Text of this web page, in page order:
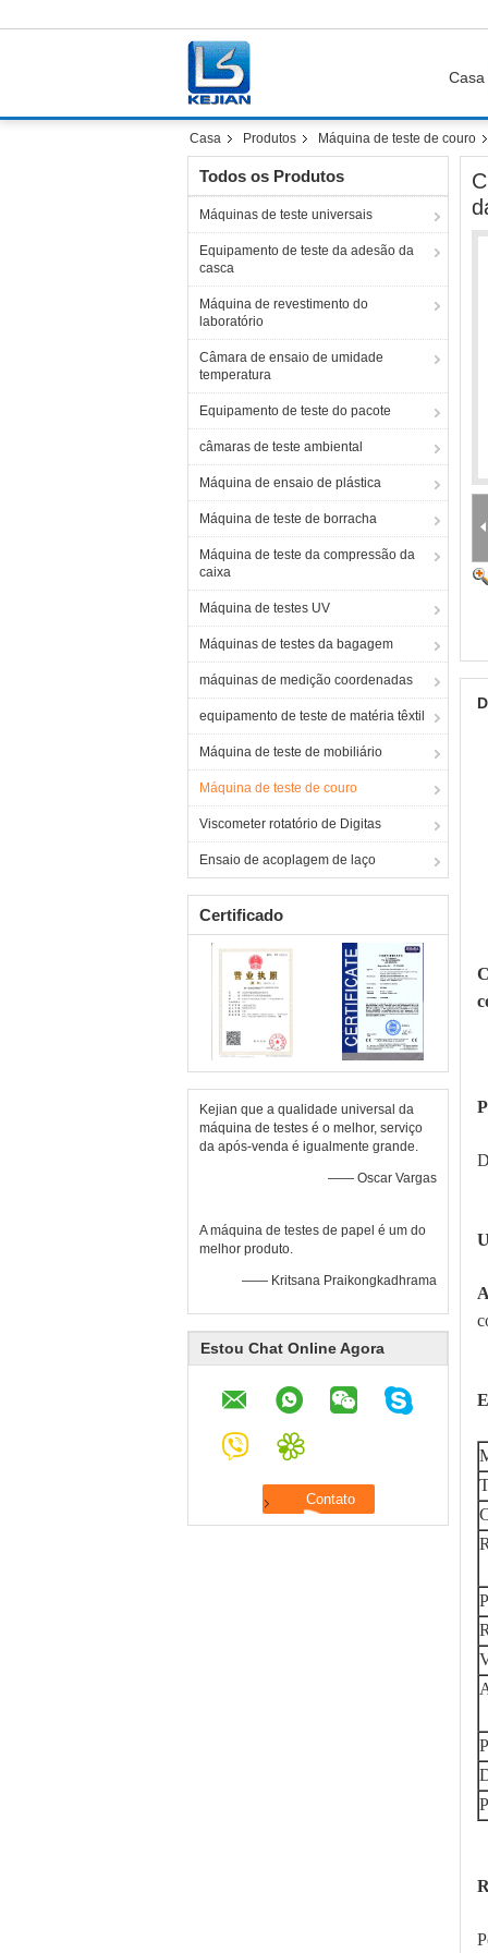
Casa
Casa Produtos Máquina de teste de couro
Todos os Produtos
Máquinas de teste universais
Equipamento de teste da adesão da
casca
Máquina de revestimento do
laboratório
Câmara de ensaio de umidade
temperatura
Equipamento de teste do pacote
câmaras de teste ambiental
Máquina de ensaio de plástica
Máquina de teste de borracha
Máquina de teste da compressão da
caixa
Máquina de testes UV
Máquinas de testes da bagagem
máquinas de medição coordenadas
equipamento de teste de matéria têxtil
Máquina de teste de mobiliário
Máquina de teste de couro
Viscometer rotatório de Digitas
Ensaio de acoplagem de laço
Certificado
Kejian que a qualidade universal da
máquina de testes é o melhor, serviço
da após-venda é igualmente grande.
—— Oscar Vargas
A máquina de testes de papel é um do
melhor produto.
—— Kritsana Praikongkadhrama
Estou Chat Online Agora